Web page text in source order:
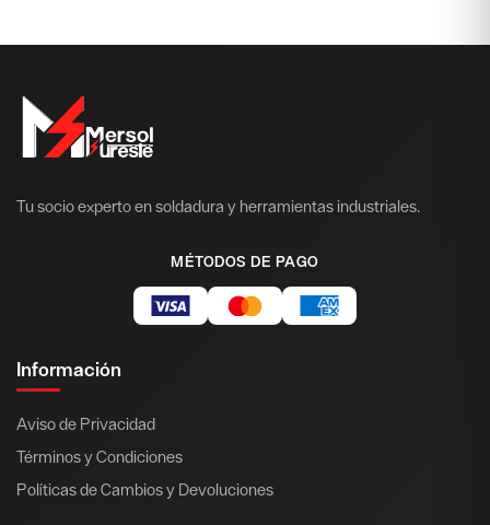
Tu socio experto en soldadura y herramientas industriales.
MÉTODOS DE PAGO
Información
Aviso de Privacidad
Términos y Condiciones
Políticas de Cambios y Devoluciones